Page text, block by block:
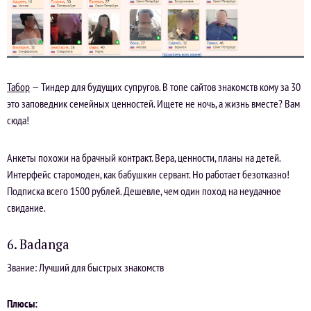
Табор — Тиндер для будущих супругов. В топе сайтов знакомств кому за 30
это заповедник семейных ценностей. Ищете не ночь, а жизнь вместе? Вам
сюда!
Анкеты похожи на брачный контракт. Вера, ценности, планы на детей.
Интерфейс старомоден, как бабушкин сервант. Но работает безотказно!
Подписка всего 1500 рублей. Дешевле, чем один поход на неудачное
свидание.
6. Badanga
Звание: Лучший для быстрых знакомств
Плюсы: